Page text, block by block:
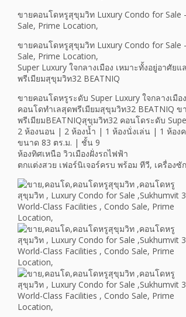
ขายคอนโดหรูสุขุมวิท Luxury Condo for Sale
Sale, Prime Location,
ขายคอนโดหรูสุขุมวิท Luxury Condo for Sale
Sale, Prime Location,
Super Luxury ใจกลางเมือง เหมาะทั้งอยู่อาศั
พรีเมียมสุขุมวิท32 BEATNIQ
ขายคอนโดหรูระดับ Super Luxury ใจกลางเมื
คอนโดทำเลสุดพรีเมียมสุขุมวิท32 BEATNIQ
พรีเมียมBEATNIQสุขุมวิท32 คอนโดระดับ
2 ห้องนอน | 2 ห้องน้ำ | 1 ห้องนั่งเล่น | 1 ห้อง
ขนาด 83 ตร.ม. | ชั้น 9
ห้องทิศเหนือ วิวเมืองฝั่งรถไฟฟ้า
ตกแต่งสวย เฟอร์นิเจอร์ครบ พร้อม ทีวี, เครื่องซั